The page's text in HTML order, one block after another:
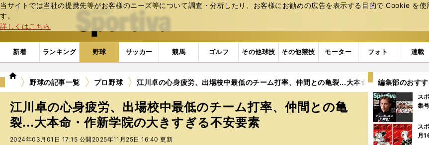
当サイトでは当社の提携先等がお客様のニーズ等について調査・分析したり、お客様にお勧めの広告を表⽰する⽬的で Cookie を使
す。
詳しくはこちら
web Sportiva (webスポルティーバ)
新着 ランキング 野球 サッカー 競馬 ゴルフ その他球技 その他競技 モーター フォト 連載
we
ポ
ル
テ
ィ
野球の記事一覧 プロ野球 江川卓の心身疲労、出場校中最低のチーム打率、仲間との亀裂...大本命・作新学院の大き
江川卓の心身疲労、出場校中最低のチーム打率、仲間との亀
裂...大本命・作新学院の大きすぎる不安要素
2024年03月01日 17:15 公開 2025年11月25日 16:40 更新
編集部のおす
ス
集
ス
月